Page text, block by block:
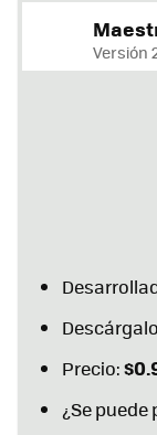
Versión
Precio:
¿Se puede